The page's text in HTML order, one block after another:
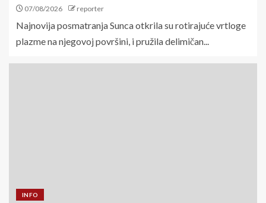
07/08/2026 reporter
Najnovija posmatranja Sunca otkrila su rotirajuće vrtloge
plazme na njegovoj površini, i pružila delimičan...
INFO